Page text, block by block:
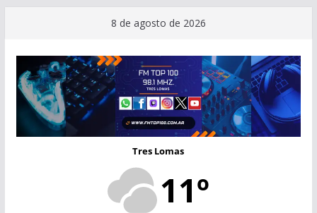
contenido
8 de agosto de 2026
Tres Lomas
11º